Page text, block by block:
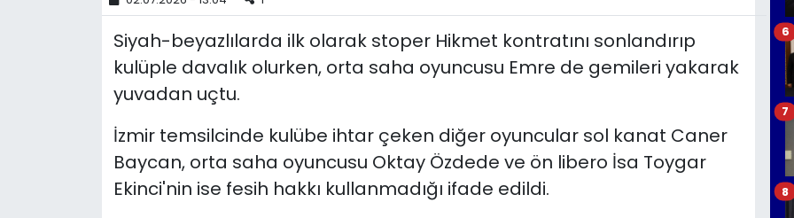
Siyah-beyazlılarda ilk olarak stoper Hikmet kontratını sonlandırıp
kulüple davalık olurken, orta saha oyuncusu Emre de gemileri yakarak
yuvadan uçtu.
İzmir temsilcinde kulübe ihtar çeken diğer oyuncular sol kanat Caner
Baycan, orta saha oyuncusu Oktay Özdede ve ön libero İsa Toygar
Ekinci'nin ise fesih hakkı kullanmadığı ifade edildi.
6
7
8
YEREL POLİTİKA
YEREL YÖNETİMLER